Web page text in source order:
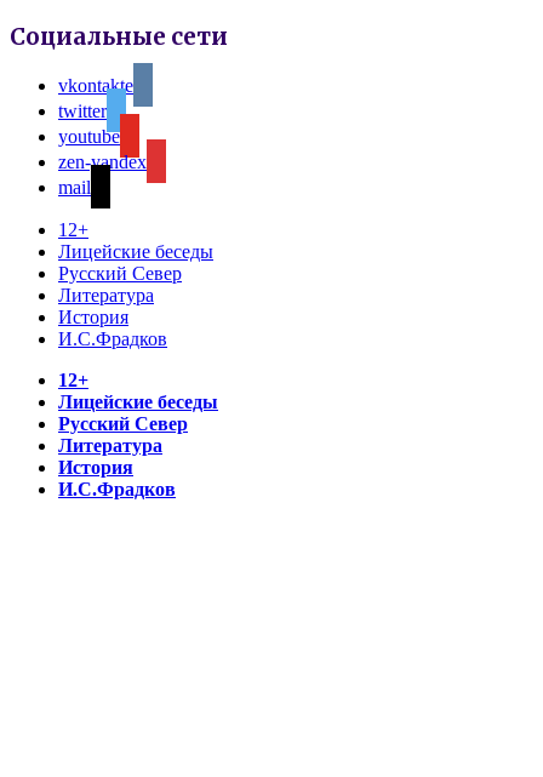
Социальные сети
vkontakte
twitter
youtube
zen-yandex
mail
12+
Лицейские беседы
Русский Север
Литература
История
И.С.Фрадков
12+
Лицейские беседы
Русский Север
Литература
История
И.С.Фрадков